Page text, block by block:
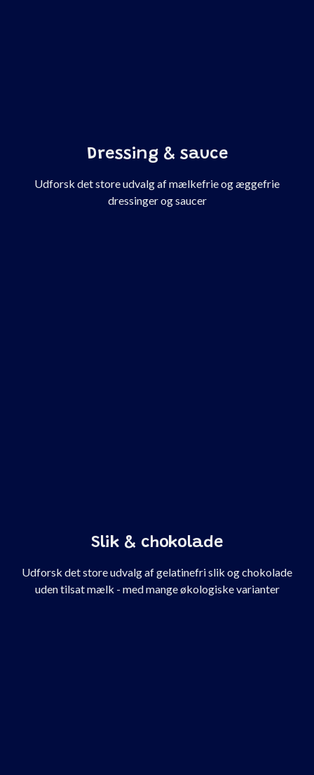
Dressing & sauce
Udforsk det store udvalg af mælkefrie og æggefrie
dressinger og saucer
Slik & chokolade
Udforsk det store udvalg af gelatinefri slik og chokolade
uden tilsat mælk - med mange økologiske varianter